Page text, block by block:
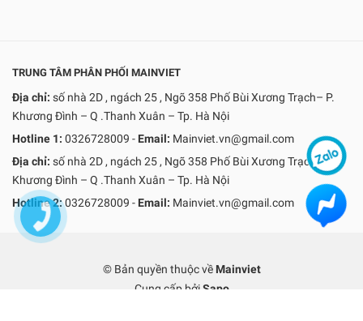
TRUNG TÂM PHÂN PHỐI MAINVIET
Địa chỉ: số nhà 2D , ngách 25 , Ngõ 358 Phố Bùi Xương Trạch– P.
Khương Đình – Q .Thanh Xuân – Tp. Hà Nội
Hotline 1: 0326728009 - Email: Mainviet.vn@gmail.com
Địa chỉ: số nhà 2D , ngách 25 , Ngõ 358 Phố Bùi Xương Trạch– P.
Khương Đình – Q .Thanh Xuân – Tp. Hà Nội
Hotline 2:0326728009 - Email: Mainviet.vn@gmail.com
© Bản quyền thuộc về Mainviet
Cung cấp bởi Sapo